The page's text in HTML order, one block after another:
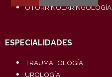
OTORRINOLARINGOLOGÍA
ESPECIALIDADES
TRAUMATOLOGÍA
UROLOGÍA